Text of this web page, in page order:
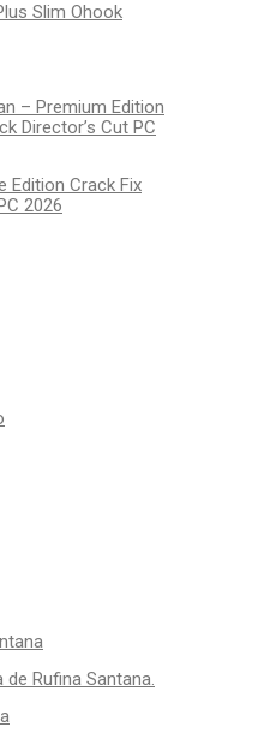
Slim Ohook
– Premium Edition
Director’s Cut PC
Edition Crack Fix
2026
Rufina Santana.